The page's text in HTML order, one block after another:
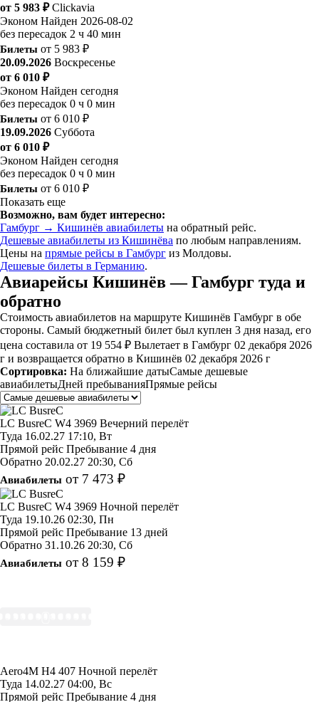
от 5 983 ₽ Clickavia
Эконом Найден 2026-08-02
без пересадок 2 ч 40 мин
Билеты от 5 983 ₽
20.09.2026 Воскресенье
от 6 010 ₽
Эконом Найден сегодня
без пересадок 0 ч 0 мин
Билеты от 6 010 ₽
19.09.2026 Суббота
от 6 010 ₽
Эконом Найден сегодня
без пересадок 0 ч 0 мин
Билеты от 6 010 ₽
Показать еще
Возможно, вам будет интересно:
Гамбург → Кишинёв авиабилеты на обратный рейс.
Дешевые авиабилеты из Кишинёва по любым направлениям.
Цены на прямые рейсы в Гамбург из Молдовы.
Дешевые билеты в Германию.
Авиарейсы Кишинёв — Гамбург туда и
обратно
Стоимость авиабилетов на маршруте Кишинёв Гамбург в обе
стороны. Самый бюджетный билет был куплен 3 дня назад, его
цена составила от 19 554 ₽ Вылетает в Гамбург 02 декабря 2026
г и возвращается обратно в Кишинёв 02 декабря 2026 г
Сортировка: На ближайшие датыСамые дешевые
авиабилетыДней пребыванияПрямые рейсы
LC BusreC W4 3969 Вечерний перелёт
Туда 16.02.27 17:10, Вт
Прямой рейс Пребывание 4 дня
Обратно 20.02.27 20:30, Сб
Авиабилеты от 7 473 ₽
LC BusreC W4 3969 Ночной перелёт
Туда 19.10.26 02:30, Пн
Прямой рейс Пребывание 13 дней
Обратно 31.10.26 20:30, Сб
Авиабилеты от 8 159 ₽
Aero4M H4 407 Ночной перелёт
Туда 14.02.27 04:00, Вс
Прямой рейс Пребывание 4 дня